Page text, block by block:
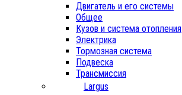
Двигатель и его системы
Общее
Кузов и система отопления
Электрика
Тормозная система
Подвеска
Трансмиссия
Largus